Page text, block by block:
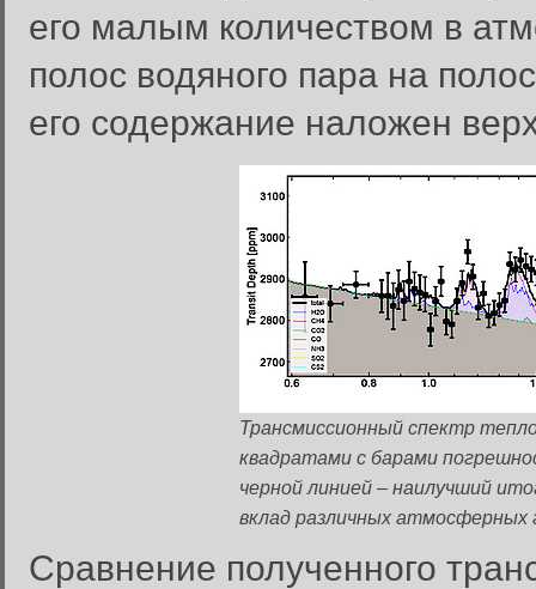
его малым количеством в
полос водяного пара на
его содержание наложен
Трансмиссионный спектр
квадратами с барами
черной линией – наилучший
вклад различных атмосферных
Сравнение полученного